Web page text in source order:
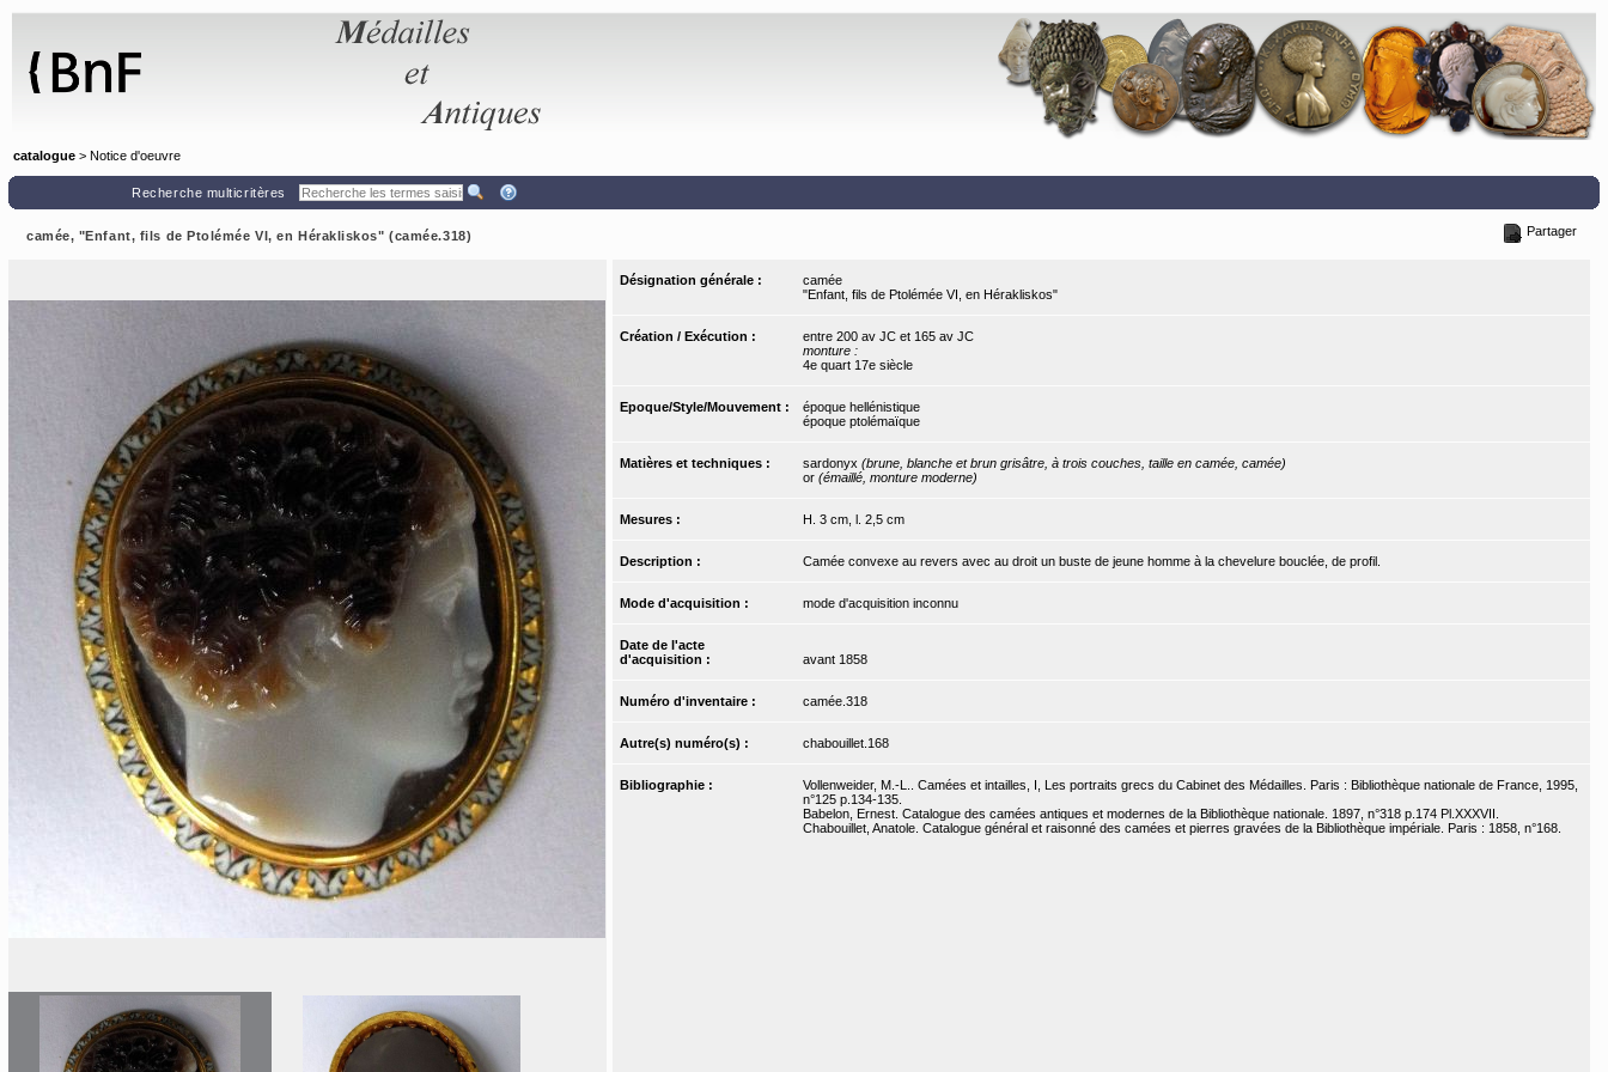
catalogue > Notice d'oeuvre
Recherche multicritères
camée, "Enfant, fils de Ptolémée VI, en Hérakliskos" (camée.318) Partager
Désignation générale :
camée
"Enfant, fils de Ptolémée VI, en Hérakliskos"
Création / Exécution :
entre 200 av JC et 165 av JC
monture :
4e quart 17e siècle
Epoque/Style/Mouvement :
époque hellénistique
époque ptolémaïque
Matières et techniques : sardonyx (brune, blanche et brun grisâtre, à trois couches, taille en camée, camée)
or (émaillé, monture moderne)
Mesures : H. 3 cm, l. 2,5 cm
Description : Camée convexe au revers avec au droit un buste de jeune homme à la chevelure bouclée, de profil.
Mode d'acquisition : mode d'acquisition inconnu
Date de l'acte
d'acquisition :
avant 1858
Numéro d'inventaire : camée.318
Autre(s) numéro(s) : chabouillet.168
Bibliographie :
Vollenweider, M.-L.. Camées et intailles, I, Les portraits grecs du Cabinet des Médailles. Paris : Bibliothèque nationale de France, 1995,
n°125 p.134-135.
Babelon, Ernest. Catalogue des camées antiques et modernes de la Bibliothèque nationale. 1897, n°318 p.174 Pl.XXXVII.
Chabouillet, Anatole. Catalogue général et raisonné des camées et pierres gravées de la Bibliothèque impériale. Paris : 1858, n°168.